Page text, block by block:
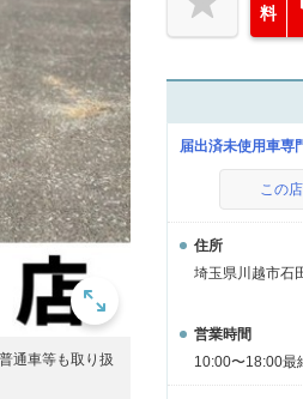
通車等も取り扱
料
届出済未使用車
この
住所
埼玉県川越市石
営業時間
10:00〜18:00最